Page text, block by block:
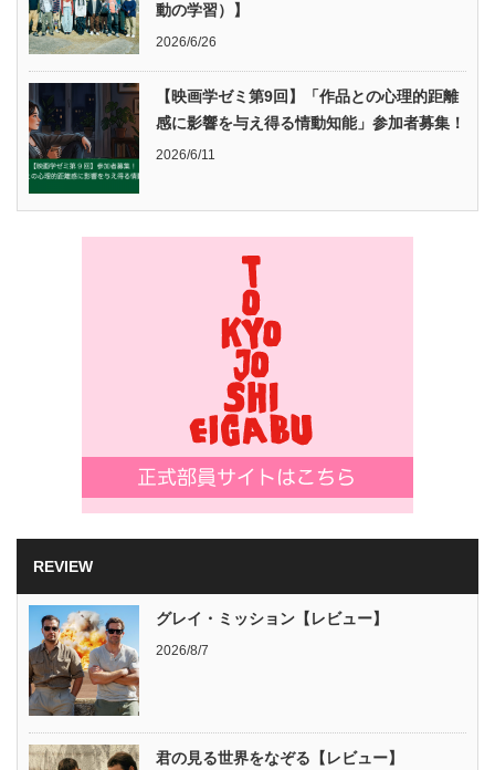
動の学習）】
2026/6/26
【映画学ゼミ第9回】「作品との心理的距離
感に影響を与え得る情動知能」参加者募集！
2026/6/11
REVIEW
グレイ・ミッション【レビュー】
2026/8/7
君の見る世界をなぞる【レビュー】